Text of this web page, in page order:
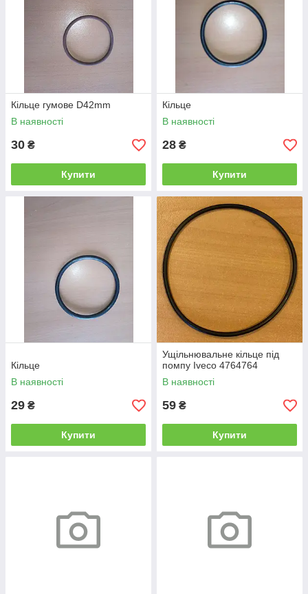
Кільце гумове D42mm
В наявності
30 ₴
Купити
Кільце
В наявності
28 ₴
Купити
Кільце
В наявності
29 ₴
Купити
Ущільнювальне кільце під
помпу Iveco 4764764
В наявності
59 ₴
Купити